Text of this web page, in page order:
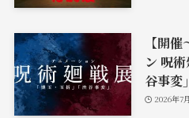
【開
ン 呪
谷事変」
2026年7